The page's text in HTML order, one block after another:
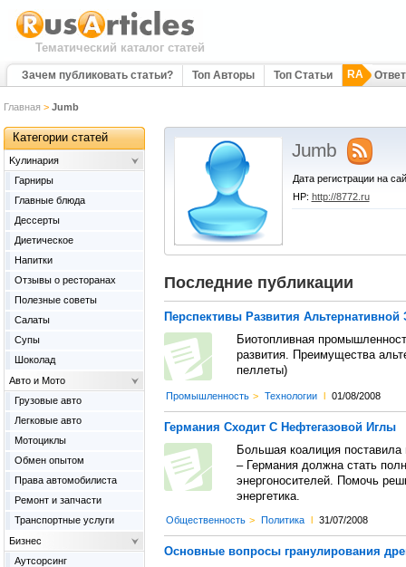
Тематический каталог статей
Зачем публиковать статьи? Топ Авторы Топ Статьи RA
Главная > Jumb
Jumb
Дата регистрации на
HP: http://8772.ru
Последние публикации
Перспективы Развития Альтернативной
Биотопливная
развития. Преимущества
пеллеты)
Промышленность > Технологии l 01/08/2008
Германия Сходит С Нефтегазовой Иглы
Большая коалиция
– Германия должна стать
энергоносителей. Помочь
энергетика.
Общественность > Политика l 31/07/2008
Основные вопросы гранулирования
Категории статей
Kулинария
Гарниры
Главные блюда
Дессерты
Диетическое
Напитки
Отзывы о ресторанах
Полезные советы
Салаты
Супы
Шоколад
Авто и Мото
Грузовые авто
Легковые авто
Мотоциклы
Обмен опытом
Права автомобилиста
Ремонт и запчасти
Транспортные услуги
Бизнес
Аутсорсинг